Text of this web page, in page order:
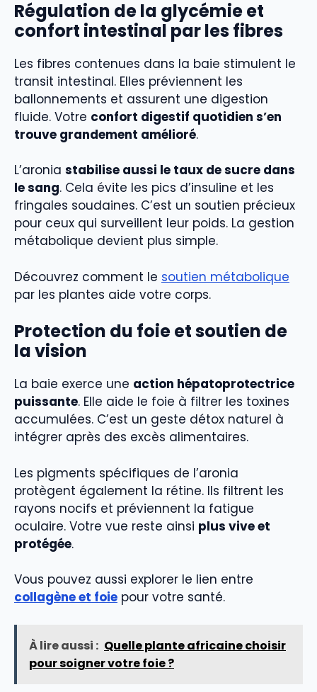
Régulation de la glycémie et
confort intestinal par les fibres
Les fibres contenues dans la baie stimulent le
transit intestinal. Elles préviennent les
ballonnements et assurent une digestion
fluide. Votre confort digestif quotidien s’en
trouve grandement amélioré.
L’aronia stabilise aussi le taux de sucre dans
le sang. Cela évite les pics d’insuline et les
fringales soudaines. C’est un soutien précieux
pour ceux qui surveillent leur poids. La gestion
métabolique devient plus simple.
Découvrez comment le soutien métabolique
par les plantes aide votre corps.
Protection du foie et soutien de
la vision
La baie exerce une action hépatoprotectrice
puissante. Elle aide le foie à filtrer les toxines
accumulées. C’est un geste détox naturel à
intégrer après des excès alimentaires.
Les pigments spécifiques de l’aronia
protègent également la rétine. Ils filtrent les
rayons nocifs et préviennent la fatigue
oculaire. Votre vue reste ainsi plus vive et
protégée.
Vous pouvez aussi explorer le lien entre
collagène et foie pour votre santé.
À lire aussi : Quelle plante africaine choisir
pour soigner votre foie ?